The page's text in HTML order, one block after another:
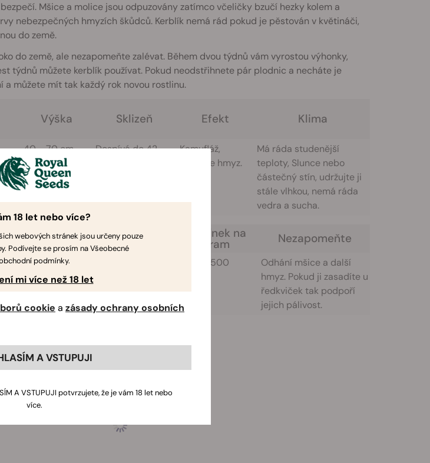
Mšice a molice jsou odpuzovány zatímco včeličky bzučí hezky kolem a
nebezpečných hmyzích škůdců. Kerblík nemá rád pokud je pěstován v květináči,
do země.
do země, ale nezapomeňte zalévat. Během dvou týdnů vám vyrostou výhonky,
týdnů můžete kerblík používat. Pokud neodstřihnete pár plodnic a necháte je
a můžete mít tak každý rok novou rostlinu.
Výška Sklizeň Efekt Klima
40 - 70 cm
Dospívá do 42 -
Kamufláž,
repeluje hmyz.
Má ráda studenější
teploty, Slunce nebo
částečný stín, udržujte ji
stále vlhkou, nemá ráda
vedra a sucha.
Klíčení Řádkování Semínek na
gram Nezapomeňte
7 - 14 dní / 13°C, k
naklíčení
potřebuje světlo.
400 až 500
Odhání mšice a další
hmyz. Pokud ji zasadíte u
ředkviček tak podpoří
jejich pálivost.
18 let nebo více?
webových stránek jsou určeny pouze
Podívejte se prosím na Všeobecné
podmínky.
mi více než 18 let
cookie a zásady ochrany osobních
A VSTUPUJI
A VSTUPUJI potvrzujete, že je vám 18 let nebo
více.